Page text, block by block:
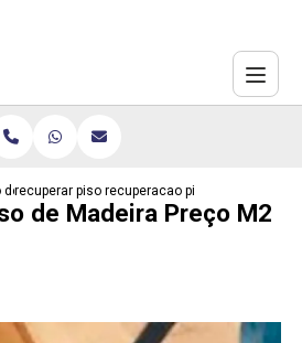
de pisos
recuperar piso laminado de madeira
recuperacao piso de madeira
de Madeira Preço M2